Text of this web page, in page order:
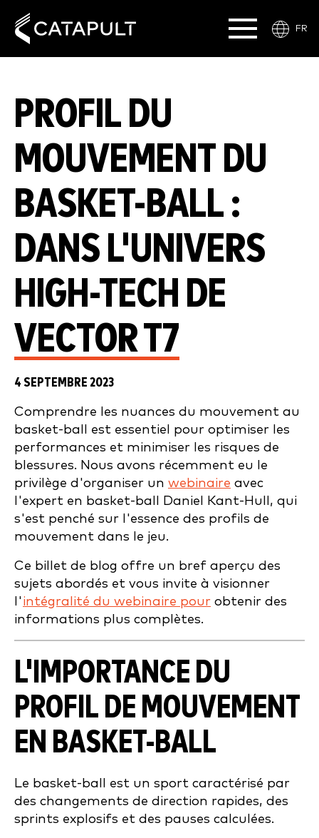
FR
PROFIL DU
MOUVEMENT DU
BASKET-BALL :
DANS L'UNIVERS
HIGH-TECH DE
VECTOR T7
4 SEPTEMBRE 2023
Comprendre les nuances du mouvement au
basket-ball est essentiel pour optimiser les
performances et minimiser les risques de
blessures. Nous avons récemment eu le
privilège d'organiser un webinaire avec
l'expert en basket-ball Daniel Kant-Hull, qui
s'est penché sur l'essence des profils de
mouvement dans le jeu.
Ce billet de blog offre un bref aperçu des
sujets abordés et vous invite à visionner
l'intégralité du webinaire pour obtenir des
informations plus complètes.
L'IMPORTANCE DU
PROFIL DE MOUVEMENT
EN BASKET-BALL
Le basket-ball est un sport caractérisé par
des changements de direction rapides, des
sprints explosifs et des pauses calculées.